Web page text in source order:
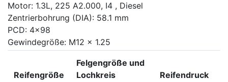
Motor: 1.3L, 225 A2.000, I4 , Diesel
Zentrierbohrung (DIA): 58.1 mm
PCD: 4x98
Gewindegröße: M12 x 1.25
Reifengröße
Felgengröße und
Lochkreis
Reifendruck